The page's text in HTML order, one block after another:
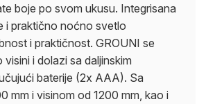
boje po svom ukusu. Integrisana
i praktično noćno svetlo
i praktičnost. GROUNI se
i dolazi sa daljinskim
baterije (2x AAA). Sa
mm i visinom od 1200 mm, kao i